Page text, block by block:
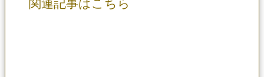
関連記事はこちら